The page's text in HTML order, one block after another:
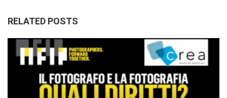
RELATED POSTS